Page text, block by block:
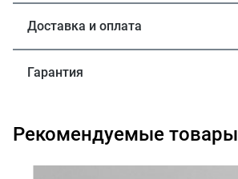
Доставка и оплата
Гарантия
Рекомендуемые товары